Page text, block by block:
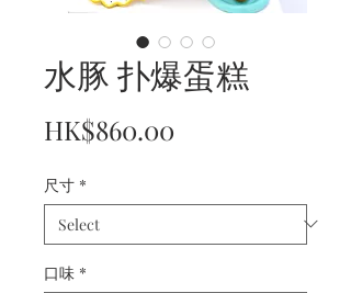
水豚 扑爆蛋糕
HK$860.00
尺寸 *
口味 *